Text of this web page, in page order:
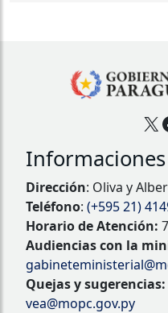
X
Informaciones
Dirección: Oliva y
Teléfono: (+595 21)
Horario de Atención:
Audiencias con la
Quejas y sugerencias:
vea@mopc.gov.py